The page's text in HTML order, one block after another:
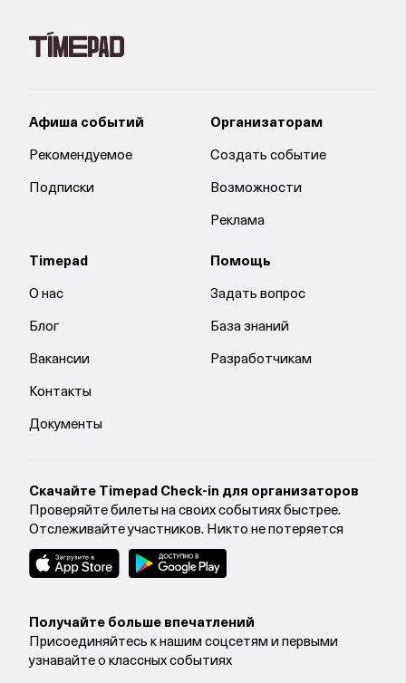
Афиша событий
Рекомендуемое
Подписки
Организаторам
Создать событие
Возможности
Реклама
Timepad
О нас
Блог
Вакансии
Контакты
Документы
Помощь
Задать вопрос
База знаний
Разработчикам
Cкачайте Timepad Check-in для организаторов
Проверяйте билеты на своих событиях быстрее.
Отслеживайте участников. Никто не потеряется
Получайте больше впечатлений
Присоединяйтесь к нашим соцсетям и первыми
узнавайте о классных событиях